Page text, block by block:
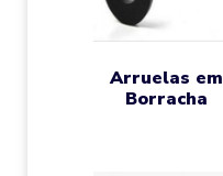
Arruelas em
Borracha